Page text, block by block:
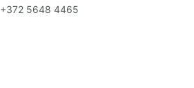
+372 5648 4465